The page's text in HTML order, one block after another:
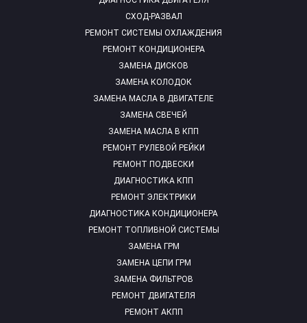
СХОД-РАЗВАЛ
РЕМОНТ СИСТЕМЫ ОХЛАЖДЕНИЯ
РЕМОНТ КОНДИЦИОНЕРА
ЗАМЕНА ДИСКОВ
ЗАМЕНА КОЛОДОК
ЗАМЕНА МАСЛА В ДВИГАТЕЛЕ
ЗАМЕНА СВЕЧЕЙ
ЗАМЕНА МАСЛА В КПП
РЕМОНТ РУЛЕВОЙ РЕЙКИ
РЕМОНТ ПОДВЕСКИ
ДИАГНОСТИКА КПП
РЕМОНТ ЭЛЕКТРИКИ
ДИАГНОСТИКА КОНДИЦИОНЕРА
РЕМОНТ ТОПЛИВНОЙ СИСТЕМЫ
ЗАМЕНА ГРМ
ЗАМЕНА ЦЕПИ ГРМ
ЗАМЕНА ФИЛЬТРОВ
РЕМОНТ ДВИГАТЕЛЯ
РЕМОНТ АКПП